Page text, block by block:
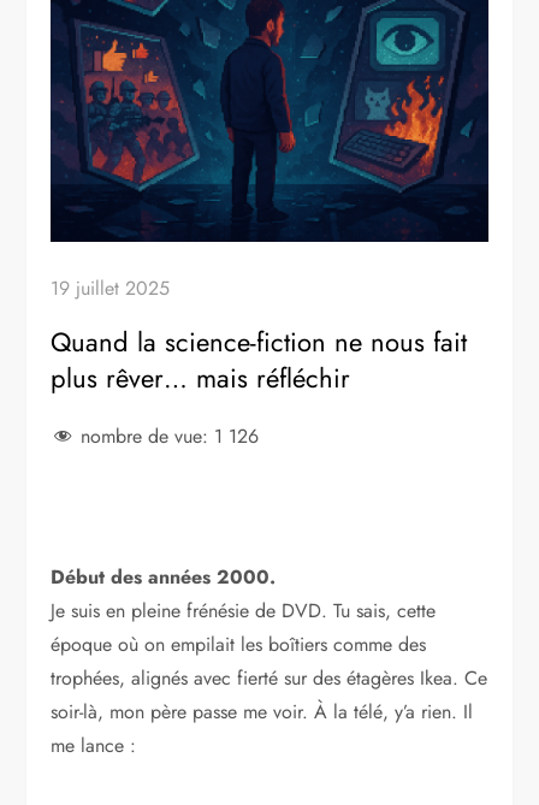
19 juillet 2025
Quand la science-fiction ne nous fait
plus rêver… mais réfléchir
nombre de vue: 1 126
Début des années 2000.
Je suis en pleine frénésie de DVD. Tu sais, cette
époque où on empilait les boîtiers comme des
trophées, alignés avec fierté sur des étagères Ikea. Ce
soir-là, mon père passe me voir. À la télé, y’a rien. Il
me lance :